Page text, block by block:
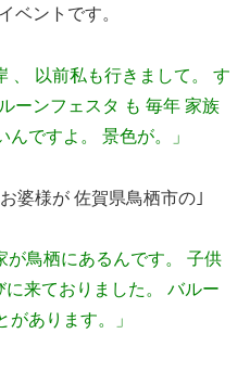
ベントです。
、 以前私も行きまして。 す
ーンフェスタ も 毎年 家族
ですよ。 景色が。」
婆様が 佐賀県鳥栖市の｣
が鳥栖にあるんです。 子供
来ておりました。 バルー
があります。」